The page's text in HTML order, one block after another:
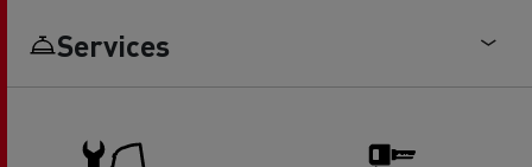
Services